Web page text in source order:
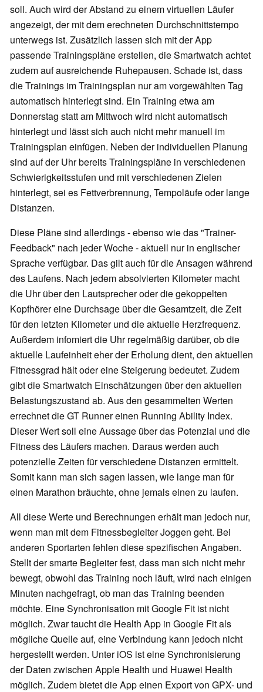
soll. Auch wird der Abstand zu einem virtuellen Läufer
angezeigt, der mit dem erechneten Durchschnittstempo
unterwegs ist. Zusätzlich lassen sich mit der App
passende Trainingspläne erstellen, die Smartwatch achtet
zudem auf ausreichende Ruhepausen. Schade ist, dass
die Trainings im Trainingsplan nur am vorgewählten Tag
automatisch hinterlegt sind. Ein Training etwa am
Donnerstag statt am Mittwoch wird nicht automatisch
hinterlegt und lässt sich auch nicht mehr manuell im
Trainingsplan einfügen. Neben der individuellen Planung
sind auf der Uhr bereits Trainingspläne in verschiedenen
Schwierigkeitsstufen und mit verschiedenen Zielen
hinterlegt, sei es Fettverbrennung, Tempoläufe oder lange
Distanzen.
Diese Pläne sind allerdings - ebenso wie das "Trainer-
Feedback" nach jeder Woche - aktuell nur in englischer
Sprache verfügbar. Das gilt auch für die Ansagen während
des Laufens. Nach jedem absolvierten Kilometer macht
die Uhr über den Lautsprecher oder die gekoppelten
Kopfhörer eine Durchsage über die Gesamtzeit, die Zeit
für den letzten Kilometer und die aktuelle Herzfrequenz.
Außerdem infomiert die Uhr regelmäßig darüber, ob die
aktuelle Laufeinheit eher der Erholung dient, den aktuellen
Fitnessgrad hält oder eine Steigerung bedeutet. Zudem
gibt die Smartwatch Einschätzungen über den aktuellen
Belastungszustand ab. Aus den gesammelten Werten
errechnet die GT Runner einen Running Ability Index.
Dieser Wert soll eine Aussage über das Potenzial und die
Fitness des Läufers machen. Daraus werden auch
potenzielle Zeiten für verschiedene Distanzen ermittelt.
Somit kann man sich sagen lassen, wie lange man für
einen Marathon bräuchte, ohne jemals einen zu laufen.
All diese Werte und Berechnungen erhält man jedoch nur,
wenn man mit dem Fitnessbegleiter Joggen geht. Bei
anderen Sportarten fehlen diese spezifischen Angaben.
Stellt der smarte Begleiter fest, dass man sich nicht mehr
bewegt, obwohl das Training noch läuft, wird nach einigen
Minuten nachgefragt, ob man das Training beenden
möchte. Eine Synchronisation mit Google Fit ist nicht
möglich. Zwar taucht die Health App in Google Fit als
mögliche Quelle auf, eine Verbindung kann jedoch nicht
hergestellt werden. Unter iOS ist eine Synchronisierung
der Daten zwischen Apple Health und Huawei Health
möglich. Zudem bietet die App einen Export von GPX- und